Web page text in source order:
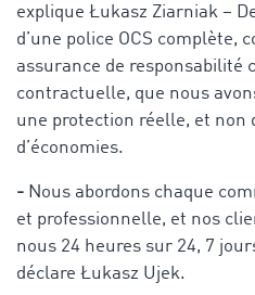
explique Łukasz Ziarniak –
d’une police OCS complète,
assurance de responsabilité
contractuelle, que nous
une protection réelle, et non
d’économies.
- Nous abordons chaque
et professionnelle, et nos
nous 24 heures sur 24, 7
déclare Łukasz Ujek.